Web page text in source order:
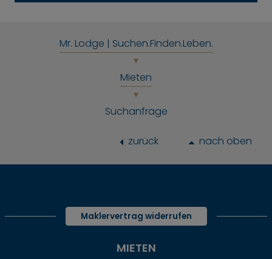
Mr. Lodge | Suchen.Finden.Leben.
Mieten
Suchanfrage
zurück nach oben
Maklervertrag widerrufen
MIETEN